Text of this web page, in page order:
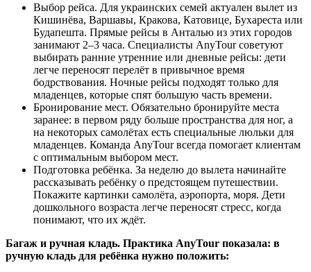
Выбор рейса. Для украинских семей актуален вылет из
Кишинёва, Варшавы, Кракова, Катовице, Бухареста или
Будапешта. Прямые рейсы в Анталью из этих городов
занимают 2–3 часа. Специалисты AnyTour советуют
выбирать ранние утренние или дневные рейсы: дети
легче переносят перелёт в привычное время
бодрствования. Ночные рейсы подходят только для
младенцев, которые спят большую часть времени.
Бронирование мест. Обязательно бронируйте места
заранее: в первом ряду больше пространства для ног, а
на некоторых самолётах есть специальные люльки для
младенцев. Команда AnyTour всегда помогает клиентам
с оптимальным выбором мест.
Подготовка ребёнка. За неделю до вылета начинайте
рассказывать ребёнку о предстоящем путешествии.
Покажите картинки самолёта, аэропорта, моря. Дети
дошкольного возраста легче переносят стресс, когда
понимают, что их ждёт.
Багаж и ручная кладь. Практика AnyTour показала: в
ручную кладь для ребёнка нужно положить: